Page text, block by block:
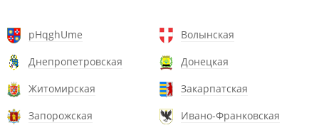
pHqghUme
Волынская
Днепропетровская
Донецкая
Житомирская
Закарпатская
Запорожская
Ивано-Франковская